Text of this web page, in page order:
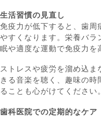
生活習慣の見直し
免疫力が低下すると、歯周
やすくなります。栄養バ
眠や適度な運動で免疫力を
ストレスや疲労を溜め込
きる音楽を聴く、趣味の
ることも心がけてください。
歯科医院での定期的なケア